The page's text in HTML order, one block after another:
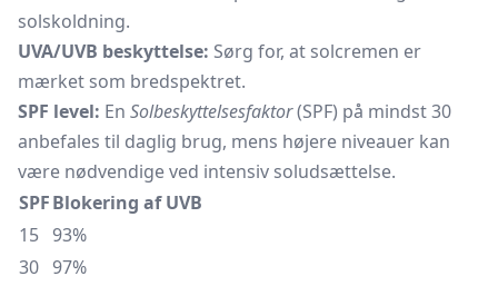
solskoldning.
UVA/UVB beskyttelse: Sørg for, at solcremen er
mærket som bredspektret.
SPF level: En Solbeskyttelsesfaktor(SPF) på mindst 30
anbefales til daglig brug, mens højere niveauer kan
være nødvendige ved intensiv soludsættelse.
SPFBlokering af UVB
15 93%
30 97%